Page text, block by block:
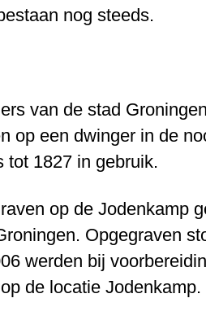
nog steeds.
van de stad
op een dwinger in de
tot 1827 in gebruik.
op de Jodenkamp
Opgegraven
werden bij
de locatie